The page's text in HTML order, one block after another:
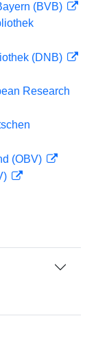
(BVB)
(DNB)
Research
(OBV)